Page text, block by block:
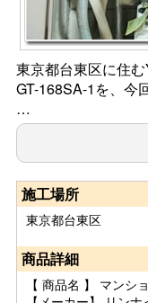
東京都台東区に住
GT-168SA-1を、今
…
施工場所
東京都台東区
商品詳細
【 商品名 】 マンシ